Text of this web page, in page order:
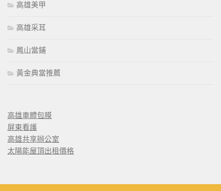
高雄美甲
高雄采耳
鳳山當鋪
黃金典當推薦
高雄車體包膜
屏東看護
高雄共享辦公室
太陽能屋頂出租價格